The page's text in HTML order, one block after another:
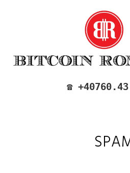
BITCOIN
CUMPARA SI
☎️